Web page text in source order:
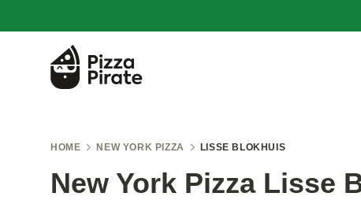
HOME NEW YORK PIZZA LISSE BLOKHUIS
New York Pizza Lisse